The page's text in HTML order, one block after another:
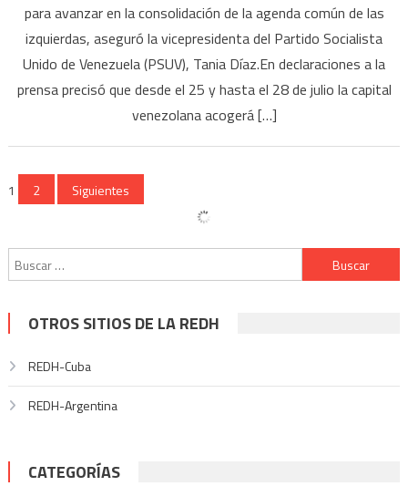
para avanzar en la consolidación de la agenda común de las
izquierdas, aseguró la vicepresidenta del Partido Socialista
Unido de Venezuela (PSUV), Tania Díaz.En declaraciones a la
prensa precisó que desde el 25 y hasta el 28 de julio la capital
venezolana acogerá […]
Navegación
entradas
1 2 Siguientes
Buscar:
OTROS SITIOS DE LA REDH
REDH-Cuba
REDH-Argentina
CATEGORÍAS